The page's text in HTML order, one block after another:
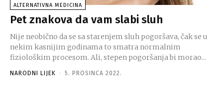
ALTERNATIVNA MEDICINA
Pet znakova da vam slabi sluh
Nije neobično da se sa starenjem sluh pogoršava, čak se u
nekim kasnijim godinama to smatra normalnim
fiziološkim procesom. Ali, stepen pogoršanja bi morao...
NARODNI LIJEK - 5. PROSINCA 2022.